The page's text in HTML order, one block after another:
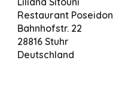
Restaurant Poseidon
Bahnhofstr. 22
28816 Stuhr
Deutschland